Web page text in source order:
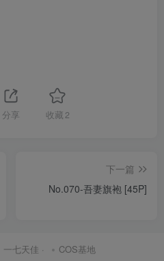
分享 收藏 2
下一篇
No.070-吾妻旗袍 [45P]
一七天佳 · COS基地